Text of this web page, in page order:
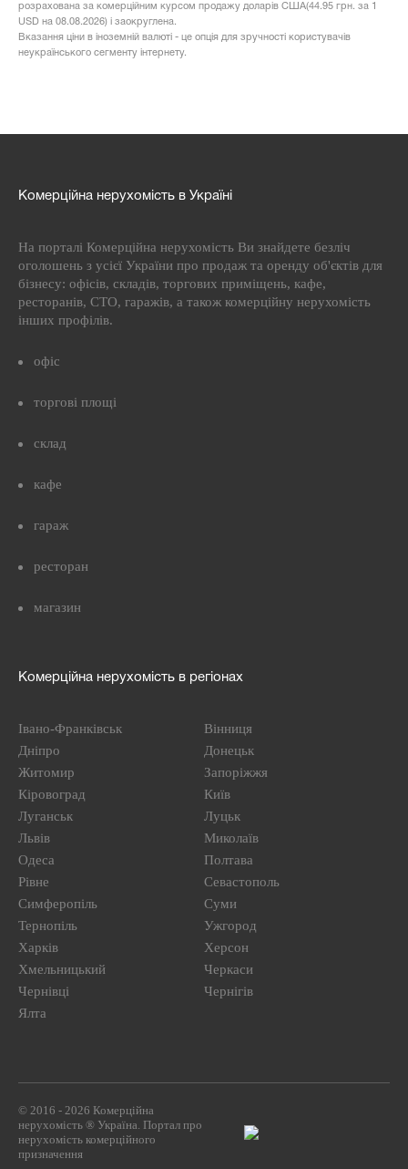
розрахована за комерційним курсом продажу доларів США(44.95 грн. за 1
USD на 08.08.2026) і заокруглена.
Вказання ціни в іноземній валюті - це опція для зручності користувачів
неукраїнського сегменту інтернету.
Комерційна нерухомість в Україні
На порталі Комерційна нерухомість Ви знайдете безліч
оголошень з усієї України про продаж та оренду об'єктів для
бізнесу: офісів, складів, торгових приміщень, кафе,
ресторанів, СТО, гаражів, а також комерційну нерухомість
інших профілів.
офіс
торгові площі
склад
кафе
гараж
ресторан
магазин
Комерційна нерухомість в регіонах
Івано-Франківськ
Вінниця
Дніпро
Донецьк
Житомир
Запоріжжя
Кіровоград
Київ
Луганськ
Луцьк
Львів
Миколаїв
Одеса
Полтава
Рівне
Севастополь
Симферопіль
Суми
Тернопіль
Ужгород
Харків
Херсон
Хмельницький
Черкаси
Чернівці
Чернігів
Ялта
© 2016 - 2026 Комерційна
нерухомість ® Україна. Портал про
нерухомість комерційного
призначення